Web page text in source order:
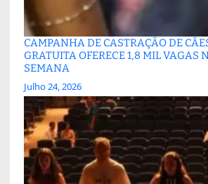
CAMPANHA DE CASTRAÇÃO DE
GRATUITA OFERECE 1,8 MIL VAGAS
SEMANA
Julho 24, 2026